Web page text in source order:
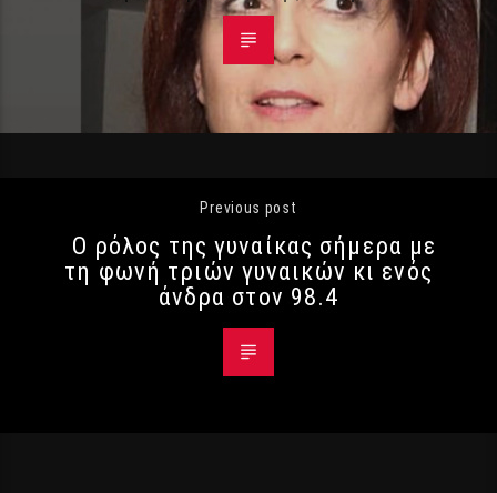
Previous post
Ο ρόλος της γυναίκας σήμερα με
τη φωνή τριών γυναικών κι ενός
άνδρα στον 98.4